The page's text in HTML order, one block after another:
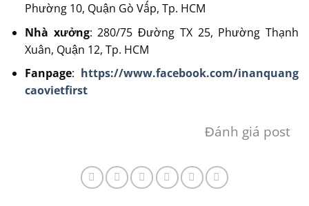
Phường 10, Quận Gò Vấp, Tp. HCM
Nhà xưởng: 280/75 Đường TX 25, Phường Thạnh
Xuân, Quận 12, Tp. HCM
Fanpage: https://www.facebook.com/inanquang
caovietfirst
Đánh giá post